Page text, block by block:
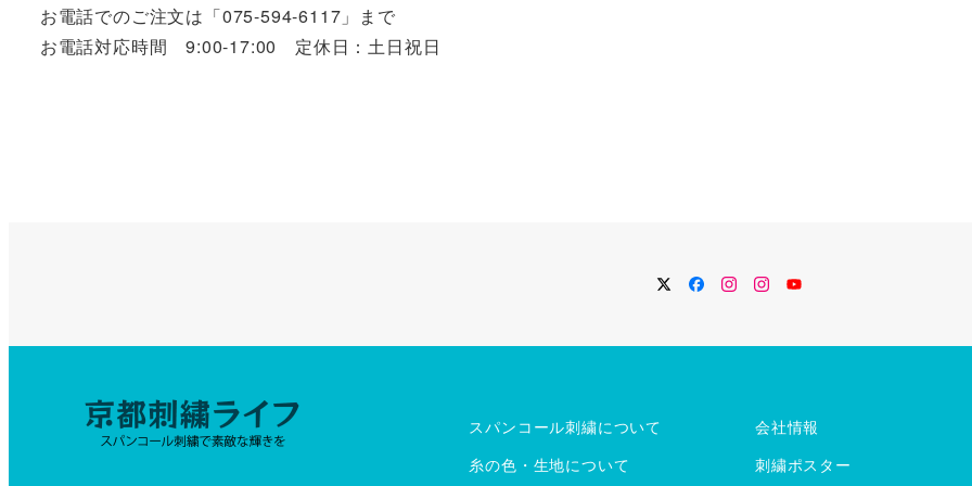
お電話でのご注文は「075-594-6117」まで
お電話対応時間 9:00-17:00 定休日：土日祝日
TwitterFacebook
Instagram
Instagram
YouTube
スパンコール刺繍について
糸の色・生地について
会社情報
刺繍ポスター